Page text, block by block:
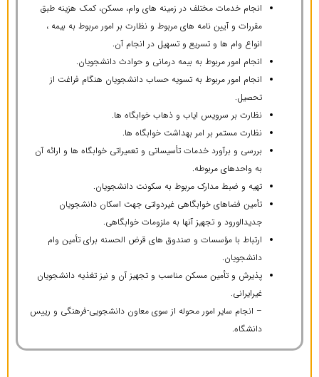
انجام خدمات مختلف در زمینه های وام، مسکن، کمک هزینه طبق
مقررات و آیین نامه های مربوط و نظارت بر امور مربوط به بیمه ،
انواع وام ها و تسریع و تسهیل در انجام آن.
انجام امور مربوط به بیمه درمانی و حوادث دانشجویان.
انجام امور مربوط به تسویه حساب دانشجویان هنگام فراغت از
تحصیل.
نظارت بر سرویس ایاب و ذهاب خوابگاه ها.
نظارت مستمر بر امر بهداشت خوابگاه ها.
بررسی و برآورد خدمات تأسیساتی و تعمیراتی خوابگاه ها و ارائه آن
به واحدهای مربوطه.
تهیه و ضبط مدارک مربوط به سکونت دانشجویان.
تأمین فضاهای خوابگاهی غیردولتی جهت اسکان دانشجویان
جدیدالورود و تجهیز آنها به ملزومات خوابگاهی.
ارتباط با مؤسسات و صندوق های قرض الحسنه برای تأمین وام
دانشجویان.
پذیرش و تأمین مسکن مناسب و تجهیز آن و نیز تغذیه دانشجویان
غیرایرانی.
– انجام سایر امور محوله از سوی معاون دانشجویی-فرهنگی و رییس
دانشگاه.